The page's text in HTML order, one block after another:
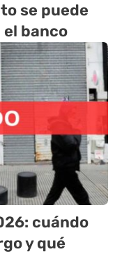
se puede
banco
cuándo
y qué